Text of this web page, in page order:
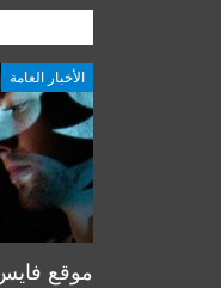
الأخبار العامة
موقع